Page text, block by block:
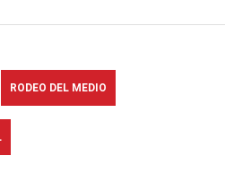
RODEO DEL MEDIO